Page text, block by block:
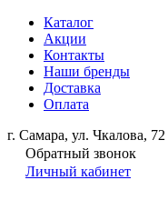
Каталог
Акции
Контакты
Наши бренды
Доставка
Оплата
г. Самара, ул. Чкалова, 72
Обратный звонок
Личный кабинет